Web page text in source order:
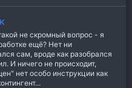
не скромный вопрос - я
ещё? Нет ни
сам, вроде как разобрался
И ничего не происходит,
нет особо инструкции как